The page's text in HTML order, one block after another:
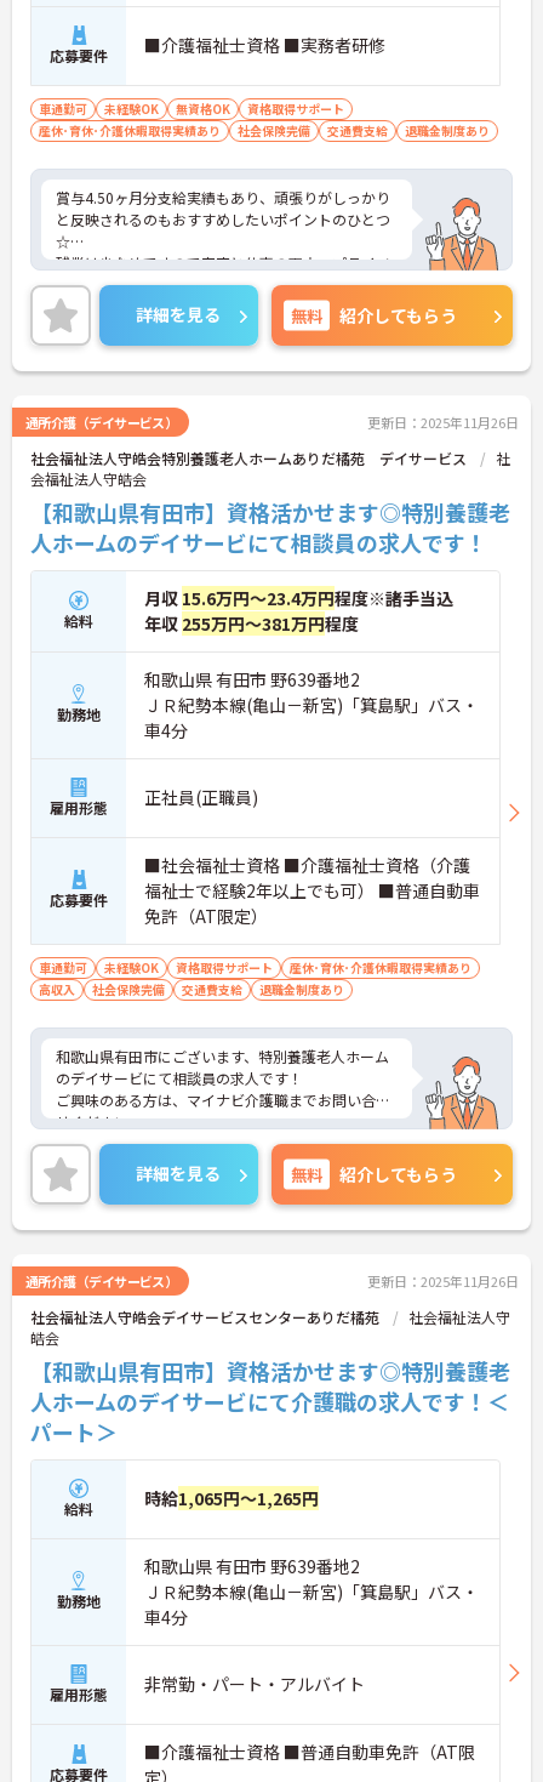
応募要件 ■介護福祉士資格 ■実務者研修
車通勤可 未経験OK 無資格OK
資格取得サポート
産休･育休･介護休暇取得実績あり
社会保険完備 交通費支給 退職金制度あり
賞与4.50ヶ月分支給実績もあり、頑張りがしっかり
と反映されるのもおすすめしたいポイントのひとつ
☆
残業は少なめですので家庭と仕事の両立、プライベ
ートも充実出来ます♪
ご興味ある方には、面接対策ポイントなど、さらに
詳細をお話しいたしますのでお気軽にご相談くださ
い。
詳細を見る 無料 紹介してもらう
通所介護（デイサービス） 更新日：2025年11月26日
社会福祉法人守皓会特別養護老人ホームありだ橘苑 デイサービス
社
会福祉法人守皓会
【和歌山県有田市】資格活かせます◎特別養護老
人ホームのデイサービにて相談員の求人です！
給料
月収 15.6万円～23.4万円程度※諸手当込
年収 255万円～381万円程度
勤務地
和歌山県 有田市 野639番地2
ＪＲ紀勢本線(亀山－新宮)「箕島駅」バス・
車4分
雇用形態 正社員(正職員)
応募要件
■社会福祉士資格 ■介護福祉士資格（介護
福祉士で経験2年以上でも可） ■普通自動車
免許（AT限定）
車通勤可 未経験OK 資格取得サポート
産休･育休･介護休暇取得実績あり
高収入
社会保険完備 交通費支給 退職金制度あり
和歌山県有田市にございます、特別養護老人ホーム
のデイサービにて相談員の求人です！
ご興味のある方は、マイナビ介護職までお問い合わ
せください。
詳細を見る 無料 紹介してもらう
通所介護（デイサービス） 更新日：2025年11月26日
社会福祉法人守皓会デイサービスセンターありだ橘苑
社会福祉法人守
皓会
【和歌山県有田市】資格活かせます◎特別養護老
人ホームのデイサービにて介護職の求人です！＜
パート＞
給料 時給1,065円～1,265円
勤務地
和歌山県 有田市 野639番地2
ＪＲ紀勢本線(亀山－新宮)「箕島駅」バス・
車4分
雇用形態 非常勤・パート・アルバイト
応募要件
■介護福祉士資格 ■普通自動車免許（AT限
定）